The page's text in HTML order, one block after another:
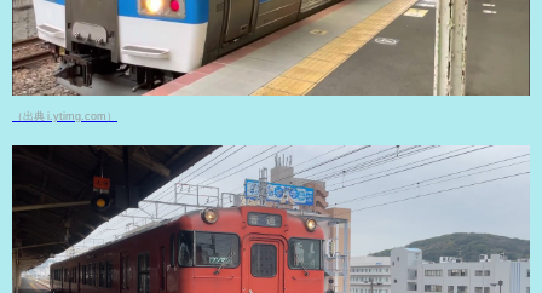
（出典 i.ytimg.com）